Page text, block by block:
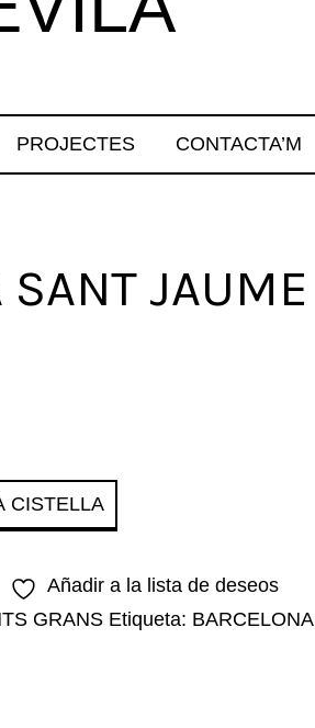
PROJECTES CONTACTA’M
SANT JAUME
CISTELLA
Añadir a la lista de deseos
GRANS Etiqueta: BARCELONA